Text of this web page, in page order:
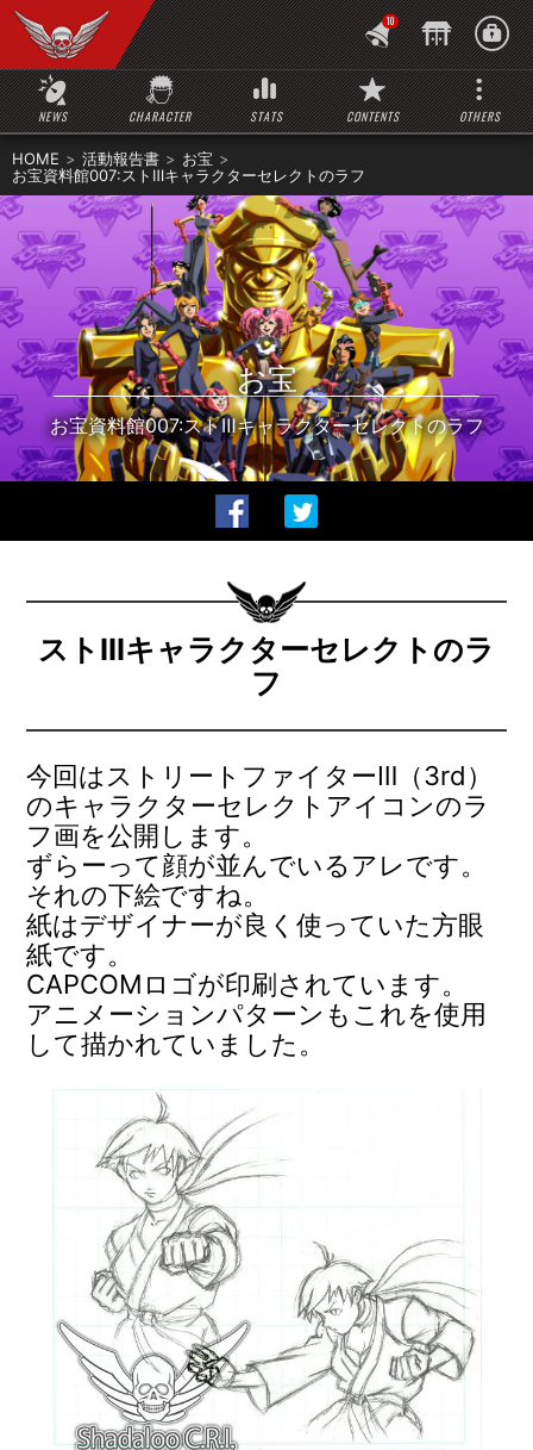
NEWS CHARACTER STATS CONTENTS OTHERS
10
HOME 活動報告書
お宝
お宝資料館007:ストⅢキャラクターセレクトのラフ
お宝
お宝資料館007:ストⅢキャラクターセレクトのラフ
ストⅢキャラクターセレクトのラ
フ
今回はストリートファイターⅢ（3rd）
のキャラクターセレクトアイコンのラ
フ画を公開します。
ずらーって顔が並んでいるアレです。
それの下絵ですね。
紙はデザイナーが良く使っていた方眼
紙です。
CAPCOMロゴが印刷されています。
アニメーションパターンもこれを使用
して描かれていました。